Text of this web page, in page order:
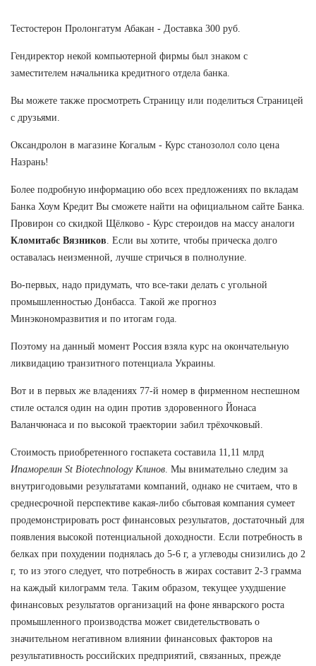
Тестостерон Пролонгатум Абакан - Доставка 300 руб.
Гендиректор некой компьютерной фирмы был знаком с
заместителем начальника кредитного отдела банка.
Вы можете также просмотреть Страницу или поделиться Страницей
с друзьями.
Оксандролон в магазине Когалым - Курс станозолол соло цена
Назрань!
Более подробную информацию обо всех предложениях по вкладам
Банка Хоум Кредит Вы сможете найти на официальном сайте Банка.
Провирон со скидкой Щёлково - Курс стероидов на массу аналоги
Кломитабс Вязников . Если вы хотите, чтобы прическа долго
оставалась неизменной, лучше стричься в полнолуние.
Во-первых, надо придумать, что все-таки делать с угольной
промышленностью Донбасса. Такой же прогноз
Минэкономразвития и по итогам года.
Поэтому на данный момент Россия взяла курс на окончательную
ликвидацию транзитного потенциала Украины.
Вот и в первых же владениях 77-й номер в фирменном неспешном
стиле остался один на один против здоровенного Йонаса
Валанчюнаса и по высокой траектории забил трёхочковый.
Стоимость приобретенного госпакета составила 11,11 млрд
Ипаморелин St Biotechnology Клинов . Мы внимательно следим за
внутригодовыми результатами компаний, однако не считаем, что в
среднесрочной перспективе какая-либо сбытовая компания сумеет
продемонстрировать рост финансовых результатов, достаточный для
появления высокой потенциальной доходности. Если потребность в
белках при похудении поднялась до 5-6 г, а углеводы снизились до 2
г, то из этого следует, что потребность в жирах составит 2-3 грамма
на каждый килограмм тела. Таким образом, текущее ухудшение
финансовых результатов организаций на фоне январского роста
промышленного производства может свидетельствовать о
значительном негативном влиянии финансовых факторов на
результативность российских предприятий, связанных, прежде